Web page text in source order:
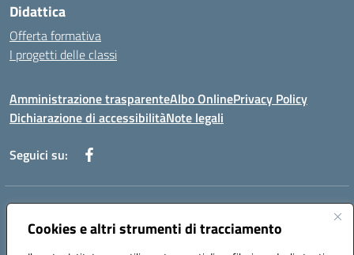
Cookies e altri strumenti di tracciamento
Didattica
Offerta formativa
I progetti delle classi
Amministrazione trasparenteAlbo OnlinePrivacy Policy
Dichiarazione di accessibilitàNote legali
Seguici su:
Indirizzo:
Centralino:+39 0965 78 12 60 Email:rcic841003@istruzione.it